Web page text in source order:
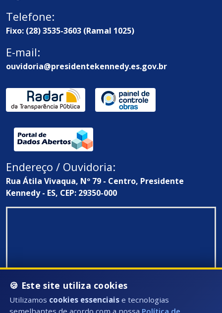
Telefone:
Fixo: (28) 3535-3603 (Ramal 1025)
E-mail:
ouvidoria@presidentekennedy.es.gov.br
Endereço / Ouvidoria:
Rua Átila Vivaqua, Nº 79 - Centro, Presidente
Kennedy - ES, CEP: 29350-000
🍪 Este site utiliza cookies
Utilizamos cookies essenciais e tecnologias